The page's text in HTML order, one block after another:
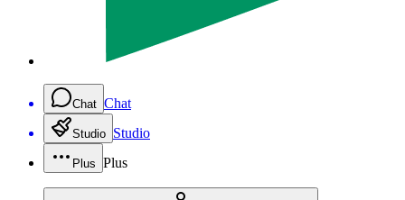
Chat Chat
Studio Studio
Plus Plus